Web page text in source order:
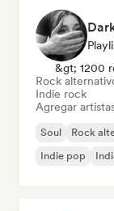
&gt; 1200
Rock
Indie rock
Agregar
Soul Rock
Indie pop